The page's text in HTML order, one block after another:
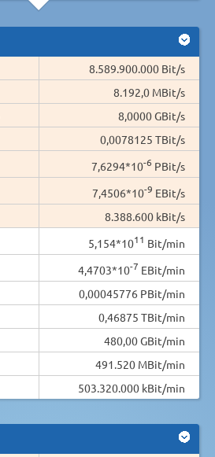
8.589.900.000 Bit/s
8.192,0 MBit/s
8,0000 GBit/s
0,0078125 TBit/s
7,6294*10-6 PBit/s
7,4506*10-9 EBit/s
8.388.600 kBit/s
5,154*1011 Bit/min
4,4703*10-7 EBit/min
0,00045776 PBit/min
0,46875 TBit/min
480,00 GBit/min
491.520 MBit/min
503.320.000 kBit/min